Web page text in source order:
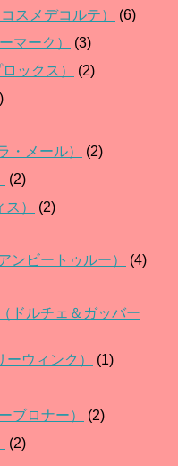
スメデコルテ）
(6)
マーク）
(3)
ックス）
(2)
・メール）
(2)
(2)
）
(2)
ンビートゥルー）
(4)
ドルチェ＆ガッバー
ウィンク）
(1)
ブロナー）
(2)
(2)